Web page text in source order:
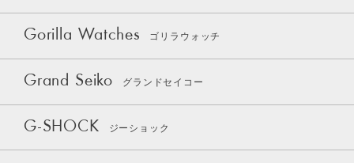
Gorilla Watches ゴリラウォッチ
Grand Seiko グランドセイコー
G-SHOCK ジーショック